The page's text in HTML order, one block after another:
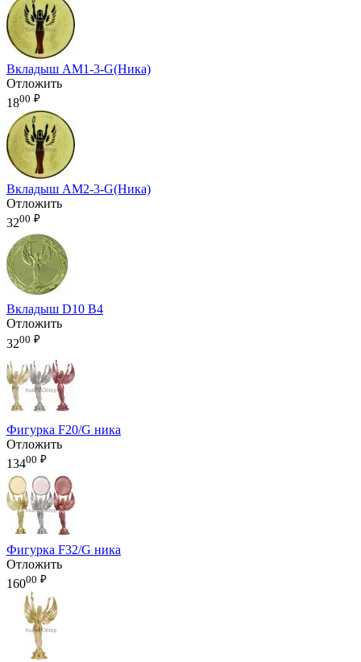
Вкладыш AM1-3-G(Ника)
Отложить
1800 ₽
Вкладыш AM2-3-G(Ника)
Отложить
3200 ₽
Вкладыш D10 B4
Отложить
3200 ₽
Фигурка F20/G ника
Отложить
13400 ₽
Фигурка F32/G ника
Отложить
16000 ₽